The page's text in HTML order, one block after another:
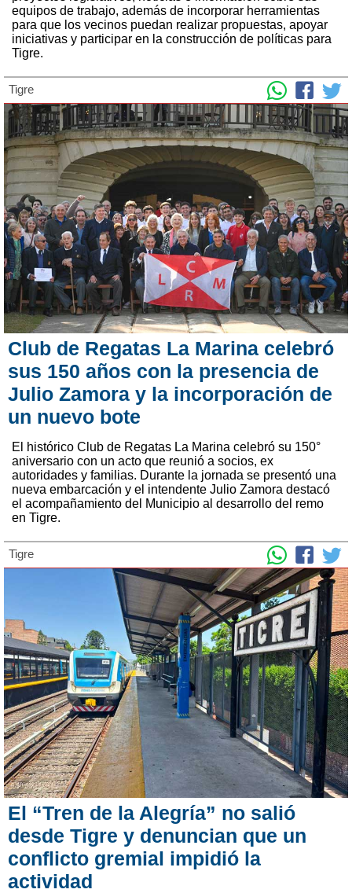
equipos de trabajo, además de incorporar herramientas
para que los vecinos puedan realizar propuestas, apoyar
iniciativas y participar en la construcción de políticas para
Tigre.
Tigre
Club de Regatas La Marina celebró
sus 150 años con la presencia de
Julio Zamora y la incorporación de
un nuevo bote
El histórico Club de Regatas La Marina celebró su 150°
aniversario con un acto que reunió a socios, ex
autoridades y familias. Durante la jornada se presentó una
nueva embarcación y el intendente Julio Zamora destacó
el acompañamiento del Municipio al desarrollo del remo
en Tigre.
Tigre
El “Tren de la Alegría” no salió
desde Tigre y denuncian que un
conflicto gremial impidió la
actividad